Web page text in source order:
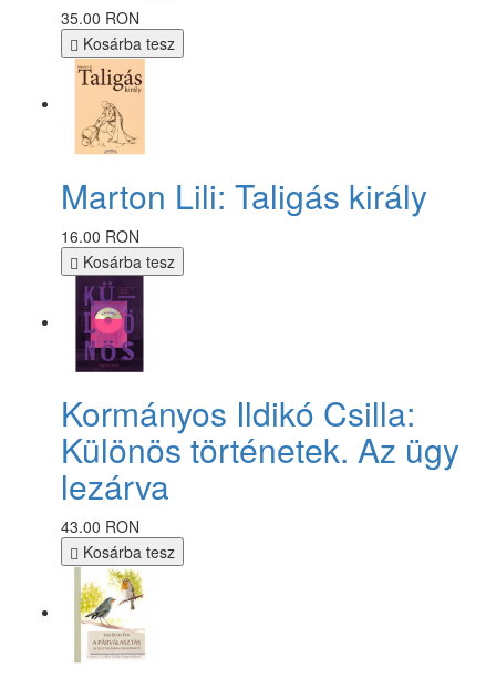
35.00 RON
Kosárba tesz
Marton Lili: Taligás király
16.00 RON
Kosárba tesz
Kormányos Ildikó Csilla:
Különös történetek. Az ügy
lezárva
43.00 RON
Kosárba tesz